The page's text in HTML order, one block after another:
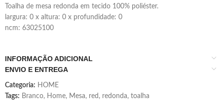
toalha de mesa redonda em tecido 100% poliéster.
largura: 0 x altura: 0 x profundidade: 0
ncm: 63025100
INFORMAÇÃO ADICIONAL
ENVIO E ENTREGA
Categoria: HOME
Tags: Branco, Home, Mesa, red , redonda, toalha